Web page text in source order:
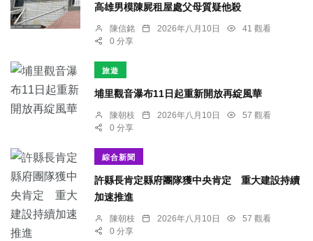
高雄男模陳屍租屋處父母質疑他殺
陳信銘 2026年八月10日
41 觀看
0 分享
旅遊
埔里觀音瀑布11日起重新開放再綻風華
陳朝枝 2026年八月10日
57 觀看
0 分享
綜合新聞
許縣長肯定縣府團隊獲中央肯定 重大建設持續
加速推進
陳朝枝 2026年八月10日
57 觀看
0 分享